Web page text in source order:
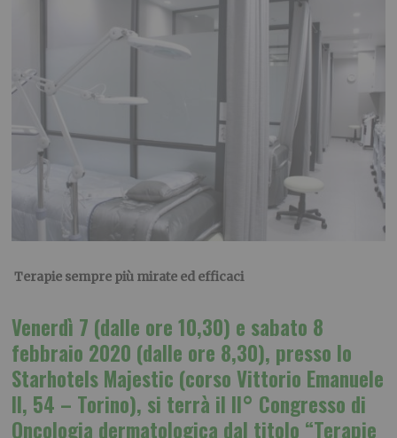
Terapie sempre più mirate ed efficaci
Venerdì 7 (dalle ore 10,30) e sabato 8
febbraio 2020 (dalle ore 8,30), presso lo
Starhotels Majestic (corso Vittorio Emanuele
II, 54 – Torino), si terrà il II° Congresso di
Oncologia dermatologica dal titolo “Terapie